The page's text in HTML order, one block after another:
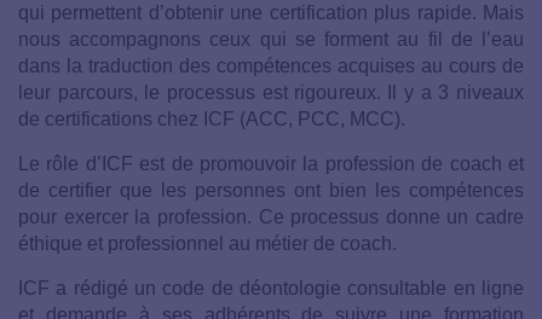
qui permettent d’obtenir une certification plus rapide. Mais
nous accompagnons ceux qui se forment au fil de l’eau
dans la traduction des compétences acquises au cours de
leur parcours, le processus est rigoureux. Il y a 3 niveaux
de certifications chez ICF (ACC, PCC, MCC).
Le rôle d’ICF est de promouvoir la profession de coach et
de certifier que les personnes ont bien les compétences
pour exercer la profession. Ce processus donne un cadre
éthique et professionnel au métier de coach.
ICF a rédigé un code de déontologie consultable en ligne
et demande à ses adhérents de suivre une formation